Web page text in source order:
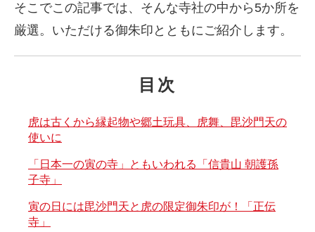
そこでこの記事では、そんな寺社の中から5か所を
厳選。いただける御朱印とともにご紹介します。
目次
虎は古くから縁起物や郷土玩具、虎舞、毘沙門天の
使いに
「日本一の寅の寺」ともいわれる「信貴山 朝護孫
子寺」
寅の日には毘沙門天と虎の限定御朱印が！「正伝
寺」